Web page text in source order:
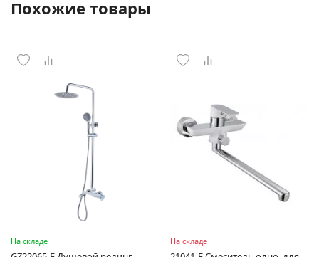
Похожие товары
На складе На складе